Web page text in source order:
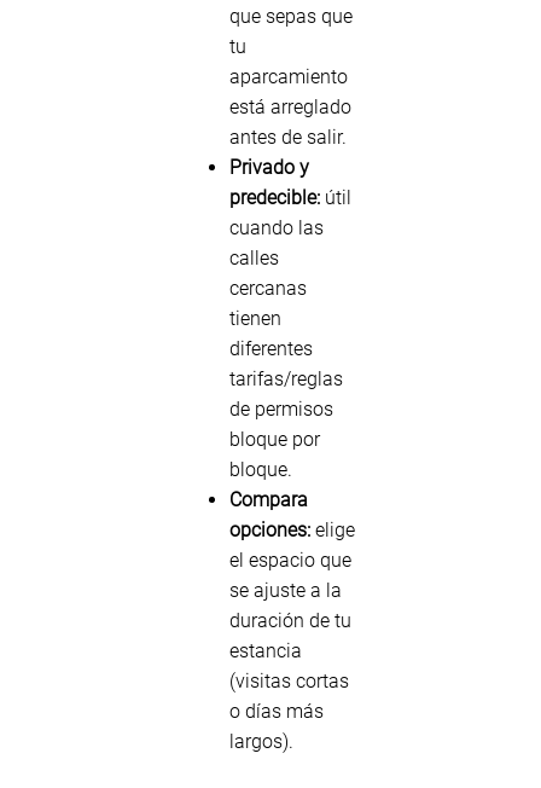
que sepas que
tu
aparcamiento
está arreglado
antes de salir.
Privado y
predecible: útil
cuando las
calles
cercanas
tienen
diferentes
tarifas/reglas
de permisos
bloque por
bloque.
Compara
opciones: elige
el espacio que
se ajuste a la
duración de tu
estancia
(visitas cortas
o días más
largos).